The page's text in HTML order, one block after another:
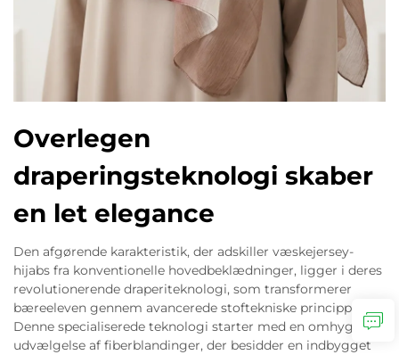
Overlegen
draperingsteknologi skaber
en let elegance
Den afgørende karakteristik, der adskiller væskejersey-
hijabs fra konventionelle hovedbeklædninger, ligger i deres
revolutionerende draperiteknologi, som transformerer
bæreeleven gennem avancerede stoftekniske principper.
Denne specialiserede teknologi starter med en omhyggelig
udvælgelse af fiberblandinger, der besidder en indbygget